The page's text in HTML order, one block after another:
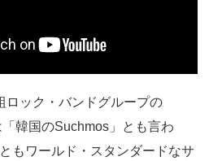
ロック・バンドグループの
韓国のSuchmos」とも言わ
もワールド・スタンダードなサ